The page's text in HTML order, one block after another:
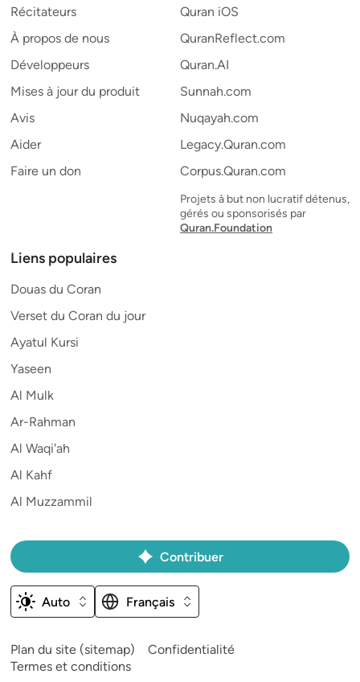
Récitateurs
À propos de nous
Développeurs
Mises à jour du produit
Avis
Aider
Faire un don
Quran iOS
QuranReflect.com
Quran.AI
Sunnah.com
Nuqayah.com
Legacy.Quran.com
Corpus.Quran.com
Projets à but non lucratif détenus,
gérés ou sponsorisés par
Quran.Foundation
Liens populaires
Douas du Coran
Verset du Coran du jour
Ayatul Kursi
Yaseen
Al Mulk
Ar-Rahman
Al Waqi'ah
Al Kahf
Al Muzzammil
Plan du site (sitemap)
Confidentialité
Termes et conditions
Contribuer
Auto Français